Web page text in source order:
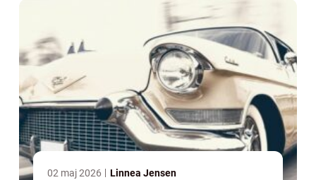
02 maj 2026 Linnea Jensen